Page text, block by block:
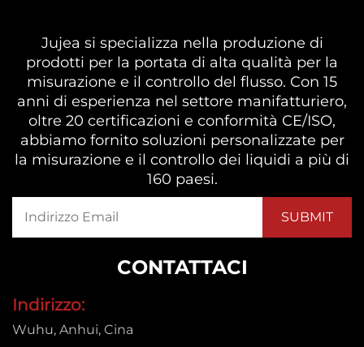
Jujea si specializza nella produzione di
prodotti per la portata di alta qualità per la
misurazione e il controllo del flusso. Con 15
anni di esperienza nel settore manifatturiero,
oltre 20 certificazioni e conformità CE/ISO,
abbiamo fornito soluzioni personalizzate per
la misurazione e il controllo dei liquidi a più di
160 paesi.
CONTATTACI
Indirizzo:
Wuhu, Anhui, Cina